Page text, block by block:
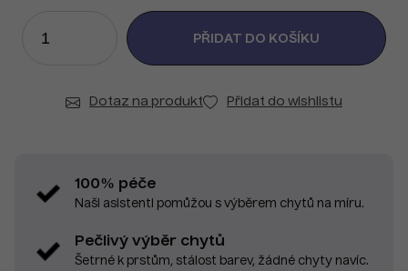
Dotaz na produkt Přidat do wishlistu
100% péče
Naši asistenti pomůžou s výběrem chytů na míru.
Pečlivý výběr chytů
Šetrné k prstům, stálost barev, žádné chyty navíc.